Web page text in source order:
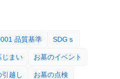
品質基準 SDGｓ
じまい お墓のイベント
引越し お墓の点検